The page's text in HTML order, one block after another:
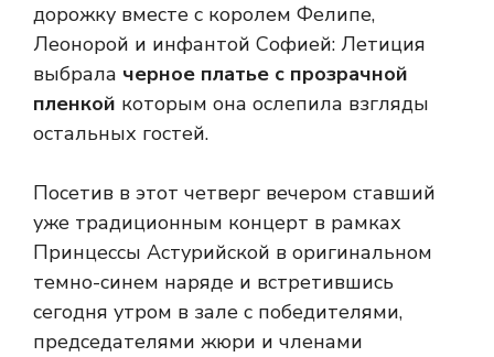
дорожку вместе с королем Фелипе,
Леонорой и инфантой Софией: Летиция
выбрала черное платье с прозрачной
пленкой которым она ослепила взгляды
остальных гостей.
Посетив в этот четверг вечером ставший
уже традиционным концерт в рамках
Принцессы Астурийской в ​​оригинальном
темно-синем наряде и встретившись
сегодня утром в зале с победителями,
председателями жюри и членами